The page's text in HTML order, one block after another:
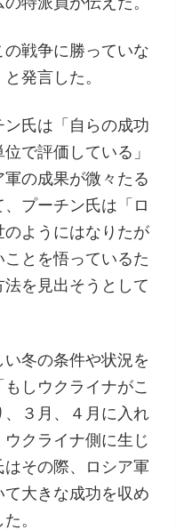
戦争に勝っていな
発言した。
ン氏は「自らの成功
で評価している」
の成果が微々たる
プーチン氏は「ロ
ようにはなりたが
とを悟っているた
を見出そうとして
冬の条件や状況を
しウクライナがこ
３月、４月に入れ
クライナ側に生じ
その際、ロシア軍
大きな成功を収め
。